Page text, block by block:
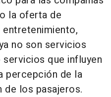
la oferta de
no son servicios
que influyen
percepción de la
de los pasajeros.